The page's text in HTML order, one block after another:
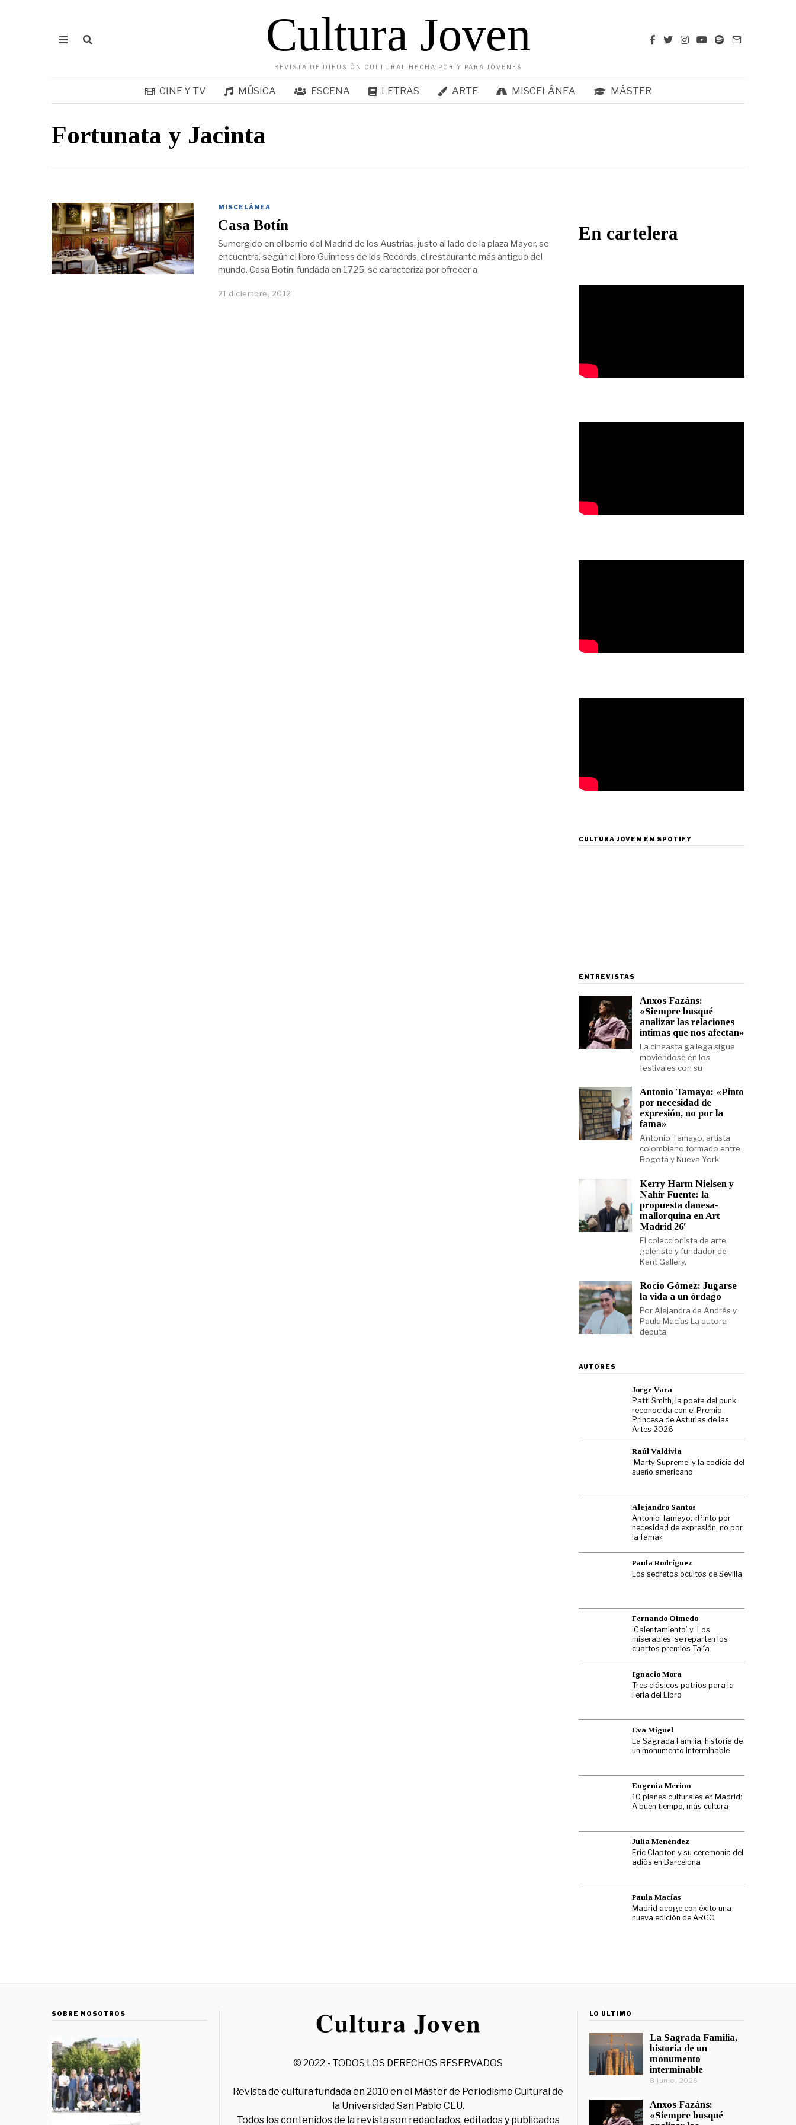
Cultura Joven
REVISTA DE DIFUSIÓN CULTURAL HECHA POR Y PARA JÓVENES
CINE Y TV MÚSICA ESCENA LETRAS ARTE MISCELÁNEA MÁSTER
Fortunata y Jacinta
MISCELÁNEA
Casa Botín
Sumergido en el barrio del Madrid de los Austrias, justo al lado de la plaza Mayor, se
encuentra, según el libro Guinness de los Records, el restaurante más antiguo del
mundo. Casa Botín, fundada en 1725, se caracteriza por ofrecer a
21 diciembre, 2012
En cartelera
CULTURA JOVEN EN SPOTIFY
ENTREVISTAS
Anxos Fazáns:
«Siempre busqué
analizar las relaciones
íntimas que nos afectan»
La cineasta gallega sigue
moviéndose en los
festivales con su
Antonio Tamayo: «Pinto
por necesidad de
expresión, no por la
fama»
Antonio Tamayo, artista
colombiano formado entre
Bogotá y Nueva York
Kerry Harm Nielsen y
Nahir Fuente: la
propuesta danesa-
mallorquina en Art
Madrid 26′
El coleccionista de arte,
galerista y fundador de
Kant Gallery,
Rocío Gómez: Jugarse
la vida a un órdago
Por Alejandra de Andrés y
Paula Macías La autora
debuta
AUTORES
Jorge Vara
Patti Smith, la poeta del punk
reconocida con el Premio
Princesa de Asturias de las
Artes 2026
Raúl Valdivia
‘Marty Supreme’ y la codicia del
sueño americano
Alejandro Santos
Antonio Tamayo: «Pinto por
necesidad de expresión, no por
la fama»
Paula Rodríguez
Los secretos ocultos de Sevilla
Fernando Olmedo
‘Calentamiento’ y ‘Los
miserables’ se reparten los
cuartos premios Talía
Ignacio Mora
Tres clásicos patrios para la
Feria del Libro
Eva Miguel
La Sagrada Familia, historia de
un monumento interminable
Eugenia Merino
10 planes culturales en Madrid:
A buen tiempo, más cultura
Julia Menéndez
Eric Clapton y su ceremonia del
adiós en Barcelona
Paula Macías
Madrid acoge con éxito una
nueva edición de ARCO
SOBRE NOSOTROS
© 2022 - TODOS LOS DERECHOS RESERVADOS
Revista de cultura fundada en 2010 en el Máster de Periodismo Cultural de
la Universidad San Pablo CEU.
Todos los contenidos de la revista son redactados, editados y publicados
LO ÚLTIMO
La Sagrada Familia,
historia de un
monumento
interminable
8 junio, 2026
Anxos Fazáns:
«Siempre busqué